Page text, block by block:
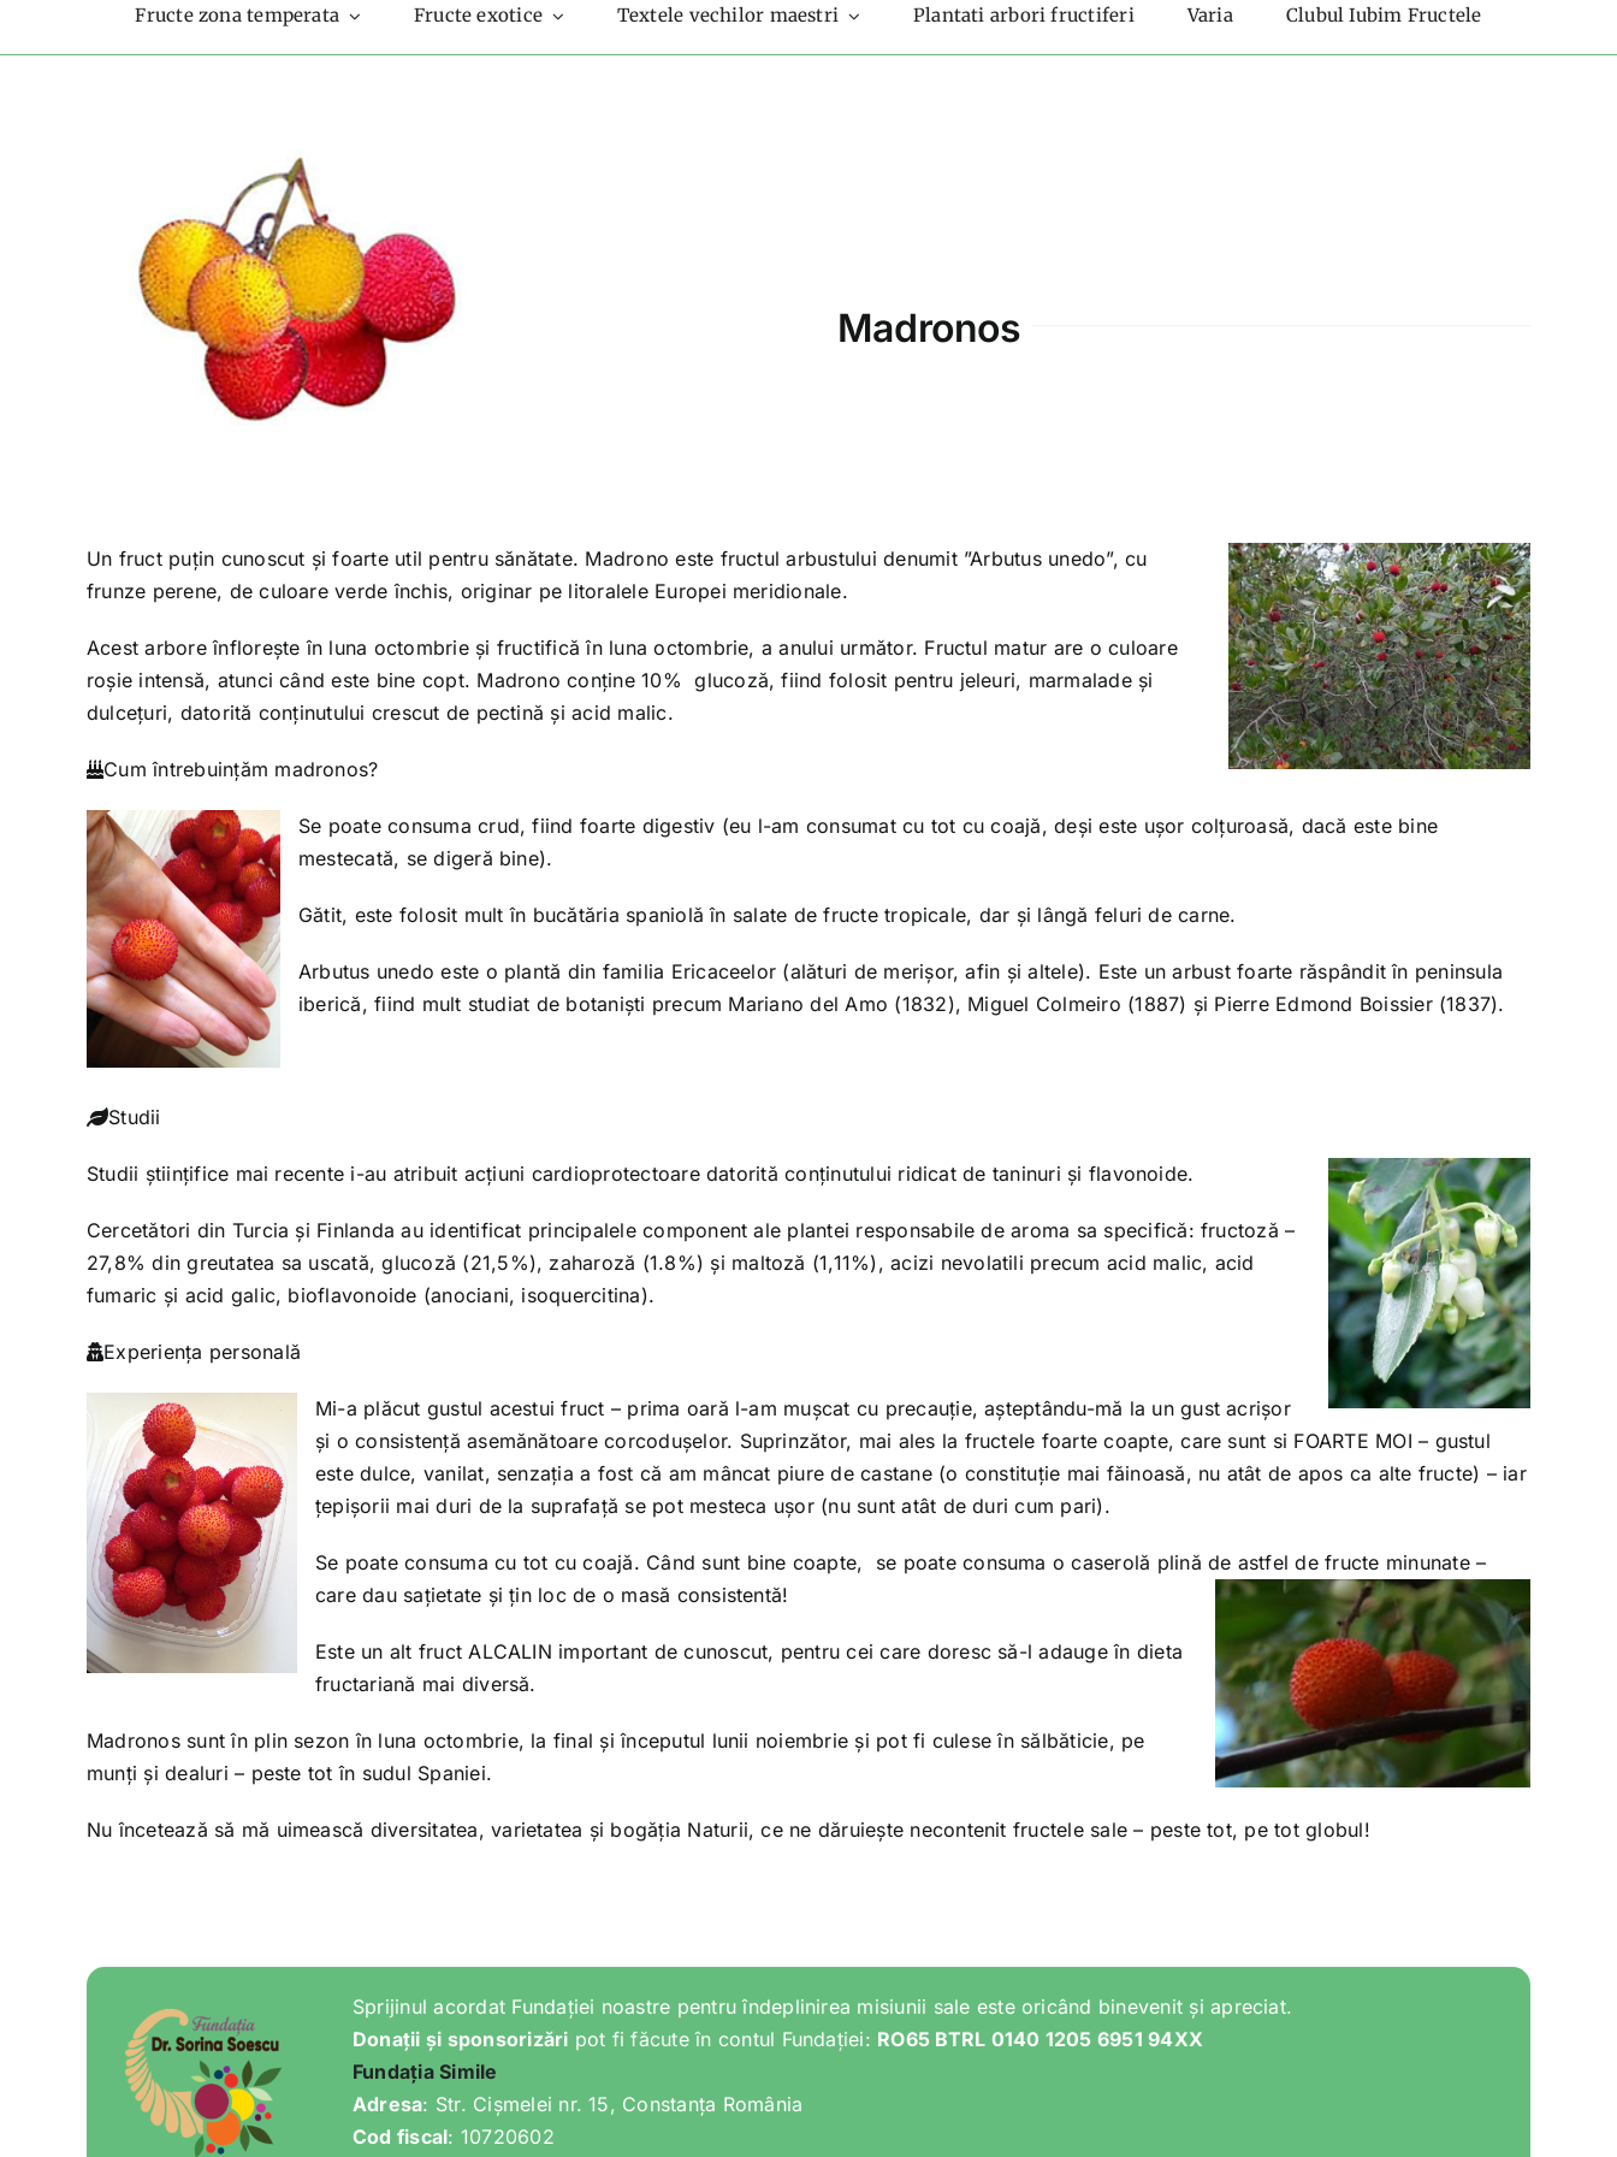
Fructe zona temperata Fructe exotice Textele vechilor maestri Plantati arbori fructiferi Varia Clubul Iubim Fructele
Madronos
Un fruct puțin cunoscut și foarte util pentru sănătate. Madrono este fructularbustului denumit ”Arbutus unedo”, cu
frunze perene, de culoare verde închis, originar pe litoralele Europei meridionale.
Acest arbore înflorește în luna octombrie și fructifică în luna octombrie, a anului următor. Fructul matur are o culoare
roșie intensă, atunci când este bine copt. Madrono conține 10% glucoză, fiind folosit pentru jeleuri, marmalade și
dulcețuri, datorită conținutului crescut de pectină și acid malic.
Cum întrebuinţăm madronos?
Se poate consuma crud, fiind foarte digestiv (eu l-am consumat cu tot cu coajă, deși este ușor colțuroasă, dacă este bine
mestecată, se digeră bine).
Gătit, este folosit mult în bucătăria spaniolă în salate de fructe tropicale, dar și lângă feluri de carne.
Arbutus unedo este o plantă din familia Ericaceelor (alături de merișor, afin și altele). Este un arbust foarte răspândit în peninsula
iberică, fiind mult studiat de botaniști precum Mariano del Amo (1832), Miguel Colmeiro (1887) și Pierre Edmond Boissier (1837).
Studii
Studii științifice mai recente i-au atribuit acțiuni cardioprotectoare datorită conținutului ridicat de taninuri și flavonoide.
Cercetători din Turcia și Finlanda au identificat principalele component ale plantei responsabile de aroma sa specifică: fructoză –
27,8% din greutatea sa uscată, glucoză (21,5%), zaharoză (1.8%) și maltoză (1,11%), acizi nevolatili precum acid malic, acid
fumaric și acid galic, bioflavonoide (anociani, isoquercitina).
Experienţa personală
Mi-a plăcut gustul acestui fruct – prima oară l-am mușcat cu precauție, așteptându-mă la un gust acrișor
și o consistență asemănătoare corcodușelor. Suprinzător, mai ales la fructele foarte coapte, care sunt si FOARTE MOI – gustul
este dulce, vanilat, senzația a fost că am mâncat piure de castane (o constituție mai făinoasă, nu atât de apos ca alte fructe) – iar
țepișorii mai duri de la suprafață se pot mesteca ușor (nu sunt atât de duri cum pari).
Se poate consuma cu tot cu coajă. Când sunt bine coapte, se poate consuma o caserolă plină de astfel de fructe minunate –
care dau sațietate și țin loc de o masă consistentă!
Este un alt fruct ALCALIN important de cunoscut, pentru cei care doresc să-l adauge în dieta
fructariană mai diversă.
Madronos sunt în plin sezon în luna octombrie, la final și începutul lunii noiembrie și pot fi culese în sălbăticie, pe
munți și dealuri – peste tot în sudul Spaniei.
Nu încetează să mă uimească diversitatea, varietatea și bogăția Naturii, ce ne dăruiește necontenit fructele sale – peste tot, pe tot globul!
Sprijinul acordat Fundației noastre pentru îndeplinirea misiunii sale este oricând binevenit și apreciat.
Donații și sponsorizări pot fi făcute în contul Fundației: RO65 BTRL 0140 1205 6951 94XX
Fundația Simile
Adresa: Str. Cișmelei nr. 15, Constanța România
Cod fiscal: 10720602